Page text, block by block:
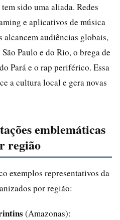
sido uma aliada. Redes
e aplicativos de música
audiências globais,
Paulo e do Rio, o brega de
Pará e o rap periférico. Essa
a cultura local e gera novas
emblemáticas
região
exemplos representativos da
por região:
(Amazonas):